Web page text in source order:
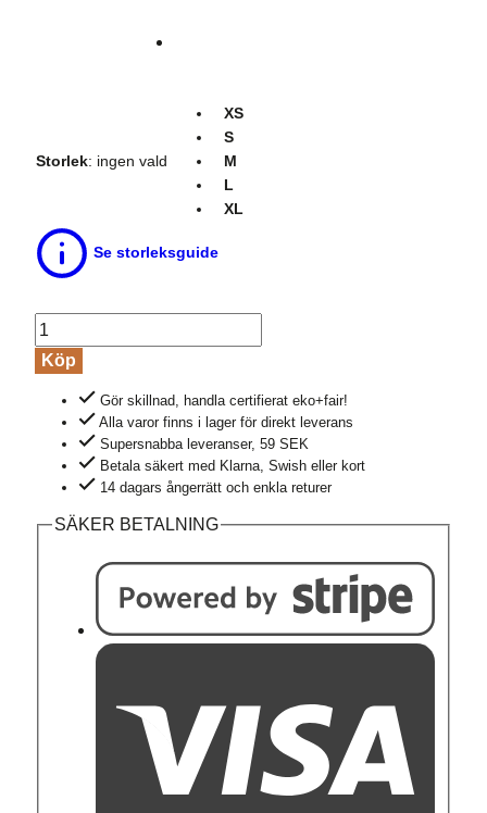
Storlek: ingen vald
XS
S
M
L
XL
Se storleksguide
Leggings
ELLEN
3/4-
längd
marinblå
mängd
Köp
Gör skillnad, handla certifierat eko+fair!
Alla varor finns i lager för direkt leverans
Supersnabba leveranser, 59 SEK
Betala säkert med Klarna, Swish eller kort
14 dagars ångerrätt och enkla returer
SÄKER BETALNING